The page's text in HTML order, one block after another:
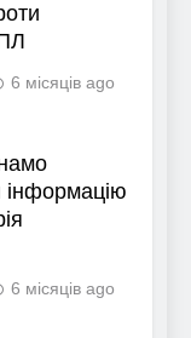
6 місяців ago
інформацію
6 місяців ago